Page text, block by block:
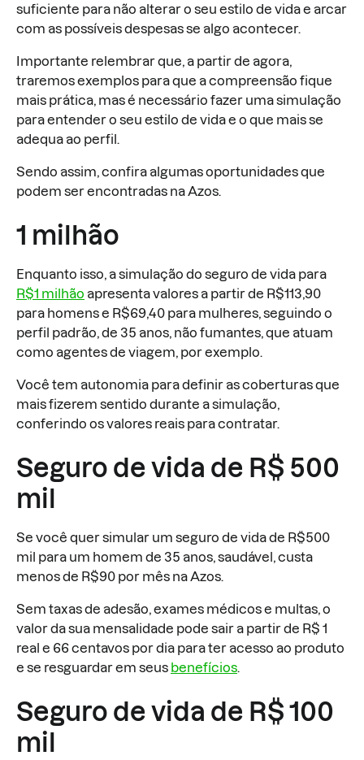
suficiente para não alterar o seu estilo de vida e arcar
com as possíveis despesas se algo acontecer.
Importante relembrar que, a partir de agora,
traremos exemplos para que a compreensão fique
mais prática, mas é necessário fazer uma simulação
para entender o seu estilo de vida e o que mais se
adequa ao perfil.
Sendo assim, confira algumas oportunidades que
podem ser encontradas na Azos.
1 milhão
Enquanto isso, a simulação do seguro de vida para
R$1 milhão apresenta valores a partir de R$113,90
para homens e R$69,40 para mulheres, seguindo o
perfil padrão, de 35 anos, não fumantes, que atuam
como agentes de viagem, por exemplo.
Você tem autonomia para definir as coberturas que
mais fizerem sentido durante a simulação,
conferindo os valores reais para contratar.
Seguro de vida de R$ 500
mil
Se você quer simular um seguro de vida de R$500
mil para um homem de 35 anos, saudável, custa
menos de R$90 por mês na Azos.
Sem taxas de adesão, exames médicos e multas, o
valor da sua mensalidade pode sair a partir de R$ 1
real e 66 centavos por dia para ter acesso ao produto
e se resguardar em seus benefícios.
Seguro de vida de R$ 100
mil